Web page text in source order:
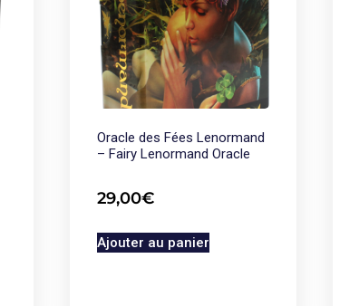
Oracle des Fées Lenormand
– Fairy Lenormand Oracle
29,00€
Ajouter au panier